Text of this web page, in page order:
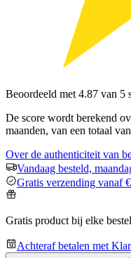
Beoordeeld met 4.87 van 5
De score wordt berekend
maanden, van een totaal
Over de authenticiteit van
Vandaag besteld,
Gratis verzending vanaf
Gratis product bij elke
Achteraf betalen met